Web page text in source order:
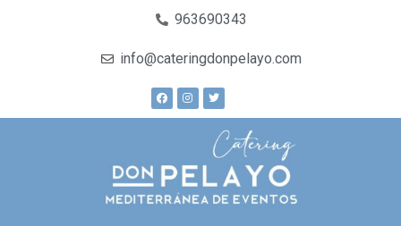
963690343
info@cateringdonpelayo.com